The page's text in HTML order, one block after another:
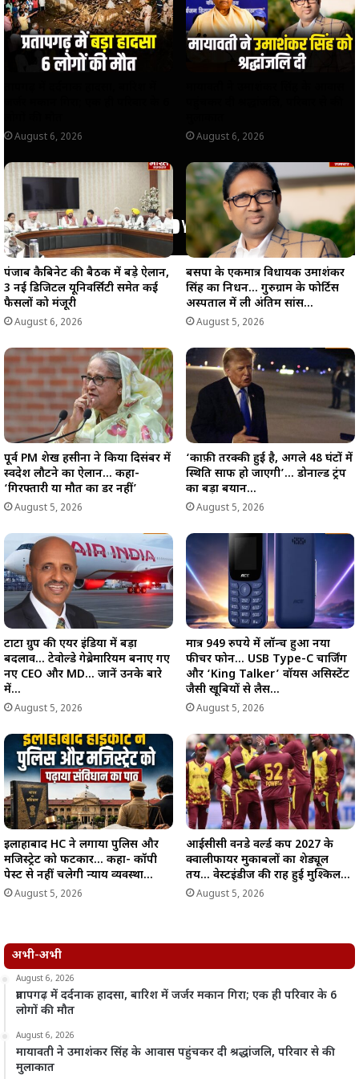
p
k
m
k
August 6, 2026 August 6, 2026
पंजाब कैबिनेट की बैठक में बड़े ऐलान,
3 नई डिजिटल यूनिवर्सिटी समेत कई
फैसलों को मंजूरी
August 6, 2026
बसपा के एकमात्र विधायक उमाशंकर
सिंह का निधन… गुरुग्राम के फोर्टिस
अस्पताल में ली अंतिम सांस…
August 5, 2026
पूर्व PM शेख हसीना ने किया दिसंबर में
स्वदेश लौटने का ऐलान… कहा-
‘गिरफ्तारी या मौत का डर नहीं’
August 5, 2026
‘काफ़ी तरक्की हुई है, अगले 48 घंटों में
स्थिति साफ हो जाएगी’… डोनाल्ड ट्रंप
का बड़ा बयान…
August 5, 2026
टाटा ग्रुप की एयर इंडिया में बड़ा
बदलाव… टेवोल्डे गेब्रेमारियम बनाए गए
नए CEO और MD… जानें उनके बारे
में…
August 5, 2026
मात्र 949 रुपये में लॉन्च हुआ नया
फीचर फोन… USB Type-C चार्जिंग
और ‘King Talker’ वॉयस असिस्टेंट
जैसी खूबियों से लैस…
August 5, 2026
इलाहाबाद HC ने लगाया पुलिस और
मजिस्ट्रेट को फटकार… कहा- कॉपी
पेस्ट से नहीं चलेगी न्याय व्यवस्था…
August 5, 2026
आईसीसी वनडे वर्ल्ड कप 2027 के
क्वालीफायर मुकाबलों का शेड्यूल
तय… वेस्टइंडीज की राह हुई मुश्किल…
August 5, 2026
अभी-अभी
August 6, 2026
प्रतापगढ़ में दर्दनाक हादसा, बारिश में जर्जर मकान गिरा; एक ही परिवार के 6
लोगों की मौत
August 6, 2026
मायावती ने उमाशंकर सिंह के आवास पहुंचकर दी श्रद्धांजलि, परिवार से की
मुलाकात